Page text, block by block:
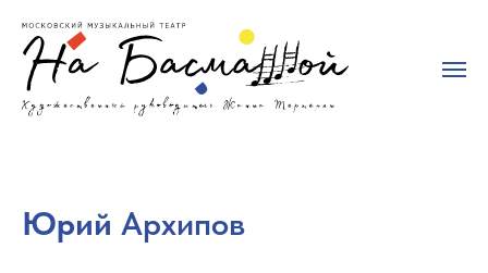
Юрий Архипов